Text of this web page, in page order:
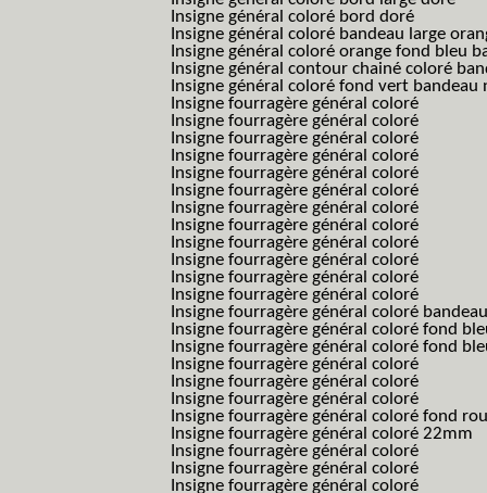
Insigne général coloré bord doré
Insigne général coloré bandeau large
Insigne général coloré orange fond bleu
Insigne général contour chainé coloré
Insigne général coloré fond vert bandeau
Insigne fourragère général coloré
Insigne fourragère général coloré
Insigne fourragère général coloré
Insigne fourragère général coloré
Insigne fourragère général coloré
Insigne fourragère général coloré
Insigne fourragère général coloré
Insigne fourragère général coloré
Insigne fourragère général coloré
Insigne fourragère général coloré
Insigne fourragère général coloré
Insigne fourragère général coloré
Insigne fourragère général coloré
Insigne fourragère général coloré fond
Insigne fourragère général coloré fond
Insigne fourragère général coloré
Insigne fourragère général coloré
Insigne fourragère général coloré
Insigne fourragère général coloré fond
Insigne fourragère général coloré 22mm
Insigne fourragère général coloré
Insigne fourragère général coloré
Insigne fourragère général coloré